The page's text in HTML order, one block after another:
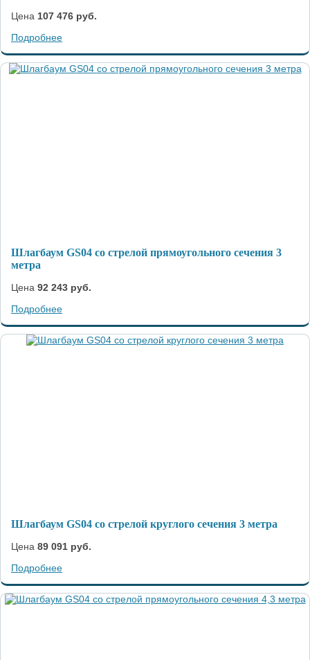
Цена 107 476 руб.
Подробнее
Шлагбаум GS04 со стрелой прямоугольного сечения 3
метра
Цена 92 243 руб.
Подробнее
Шлагбаум GS04 со стрелой круглого сечения 3 метра
Цена 89 091 руб.
Подробнее